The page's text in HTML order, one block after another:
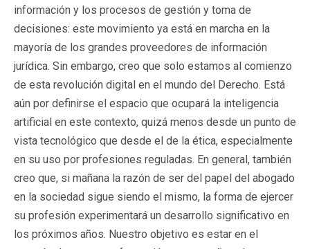
información y los procesos de gestión y toma de
decisiones: este movimiento ya está en marcha en la
mayoría de los grandes proveedores de información
jurídica. Sin embargo, creo que solo estamos al comienzo
de esta revolución digital en el mundo del Derecho. Está
aún por definirse el espacio que ocupará la inteligencia
artificial en este contexto, quizá menos desde un punto de
vista tecnológico que desde el de la ética, especialmente
en su uso por profesiones reguladas. En general, también
creo que, si mañana la razón de ser del papel del abogado
en la sociedad sigue siendo el mismo, la forma de ejercer
su profesión experimentará un desarrollo significativo en
los próximos años. Nuestro objetivo es estar en el